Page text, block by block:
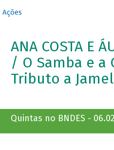
Ações
ANA COSTA E
/ O Samba e a
Tributo a
Quintas no BNDES -